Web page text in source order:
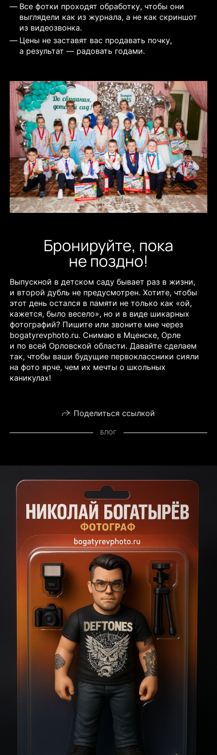
Все фотки проходят обработку, чтобы они
выглядели как из журнала, а не как скриншот
из видеозвонка.
Цены не заставят вас продавать почку,
а результат — радовать годами.
Бронируйте, пока
не поздно!
Выпускной в детском саду бывает раз в жизни,
и второй дубль не предусмотрен. Хотите, чтобы
этот день остался в памяти не только как «ой,
кажется, было весело», но и в виде шикарных
фотографий? Пишите или звоните мне через
bogatyrevphoto.ru. Снимаю в Мценске, Орле
и по всей Орловской области. Давайте сделаем
так, чтобы ваши будущие первоклассники сияли
на фото ярче, чем их мечты о школьных
каникулах!
Поделиться ссылкой
БЛОГ